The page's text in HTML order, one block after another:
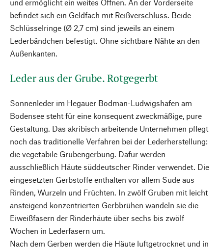
und ermöglicht ein weites Öffnen. An der Vorderseite
befindet sich ein Geldfach mit Reißverschluss. Beide
Schlüsselringe (Ø 2,7 cm) sind jeweils an einem
Lederbändchen befestigt. Ohne sichtbare Nähte an den
Außenkanten.
Leder aus der Grube. Rotgegerbt
Sonnenleder im Hegauer Bodman-Ludwigshafen am
Bodensee steht für eine konsequent zweckmäßige, pure
Gestaltung. Das akribisch arbeitende Unternehmen pflegt
noch das traditionelle Verfahren bei der Lederherstellung:
die vegetabile Grubengerbung. Dafür werden
ausschließlich Häute süddeutscher Rinder verwendet. Die
eingesetzten Gerbstoffe enthalten vor allem Sude aus
Rinden, Wurzeln und Früchten. In zwölf Gruben mit leicht
ansteigend konzentrierten Gerbbrühen wandeln sie die
Eiweißfasern der Rinderhäute über sechs bis zwölf
Wochen in Lederfasern um.
Nach dem Gerben werden die Häute luftgetrocknet und in